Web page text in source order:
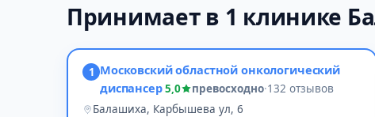
Принимает в 1 клинике
1 Московский областной онкологический
диспансер5,0 превосходно·132 отзывов
Балашиха, Карбышева ул, 6